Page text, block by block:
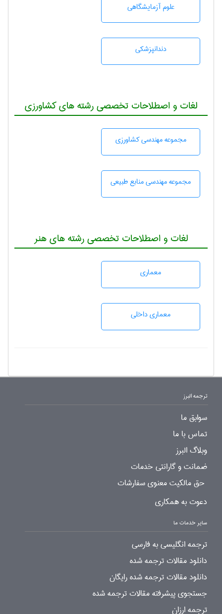
علوم آزمايشگاهی
دندانپزشكی
لغات و اصطلاحات تخصصی رشته های کشاورزی
مجموعه مهندسی كشاورزی
مجموعه مهندسی منابع طبيعی
لغات و اصطلاحات تخصصی رشته های هنر
معماری
معماری داخلی
ترجمه البرز
سوابق ما
تماس با ما
وبلاگ البرز
ضمانت و گارانتی خدمات
حق مالکیت معنوی سفارشات
دعوت به همکاری
سایر خدمات ما
ترجمه انگلیسی به فارسی
دانلود مقالات ترجمه شده
دانلود مقالات ترجمه شده رایگان
جستجوی پیشرفته مقالات ترجمه شده
ترجمه ارزان